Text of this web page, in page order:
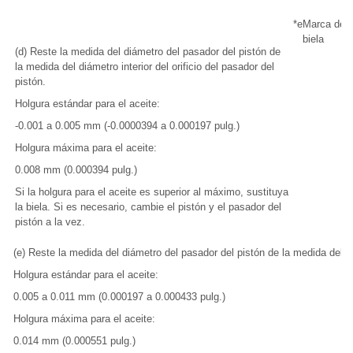
(d) Reste la medida del diámetro del pasador del pistón de
la medida del diámetro interior del orificio del pasador del
pistón.
Holgura estándar para el aceite:
-0.001 a 0.005 mm (-0.0000394 a 0.000197 pulg.)
Holgura máxima para el aceite:
0.008 mm (0.000394 pulg.)
Si la holgura para el aceite es superior al máximo, sustituya
la biela. Si es necesario, cambie el pistón y el pasador del
pistón a la vez.
*eMarca del
biela
(e) Reste la medida del diámetro del pasador del pistón de la medida del
Holgura estándar para el aceite:
0.005 a 0.011 mm (0.000197 a 0.000433 pulg.)
Holgura máxima para el aceite:
0.014 mm (0.000551 pulg.)